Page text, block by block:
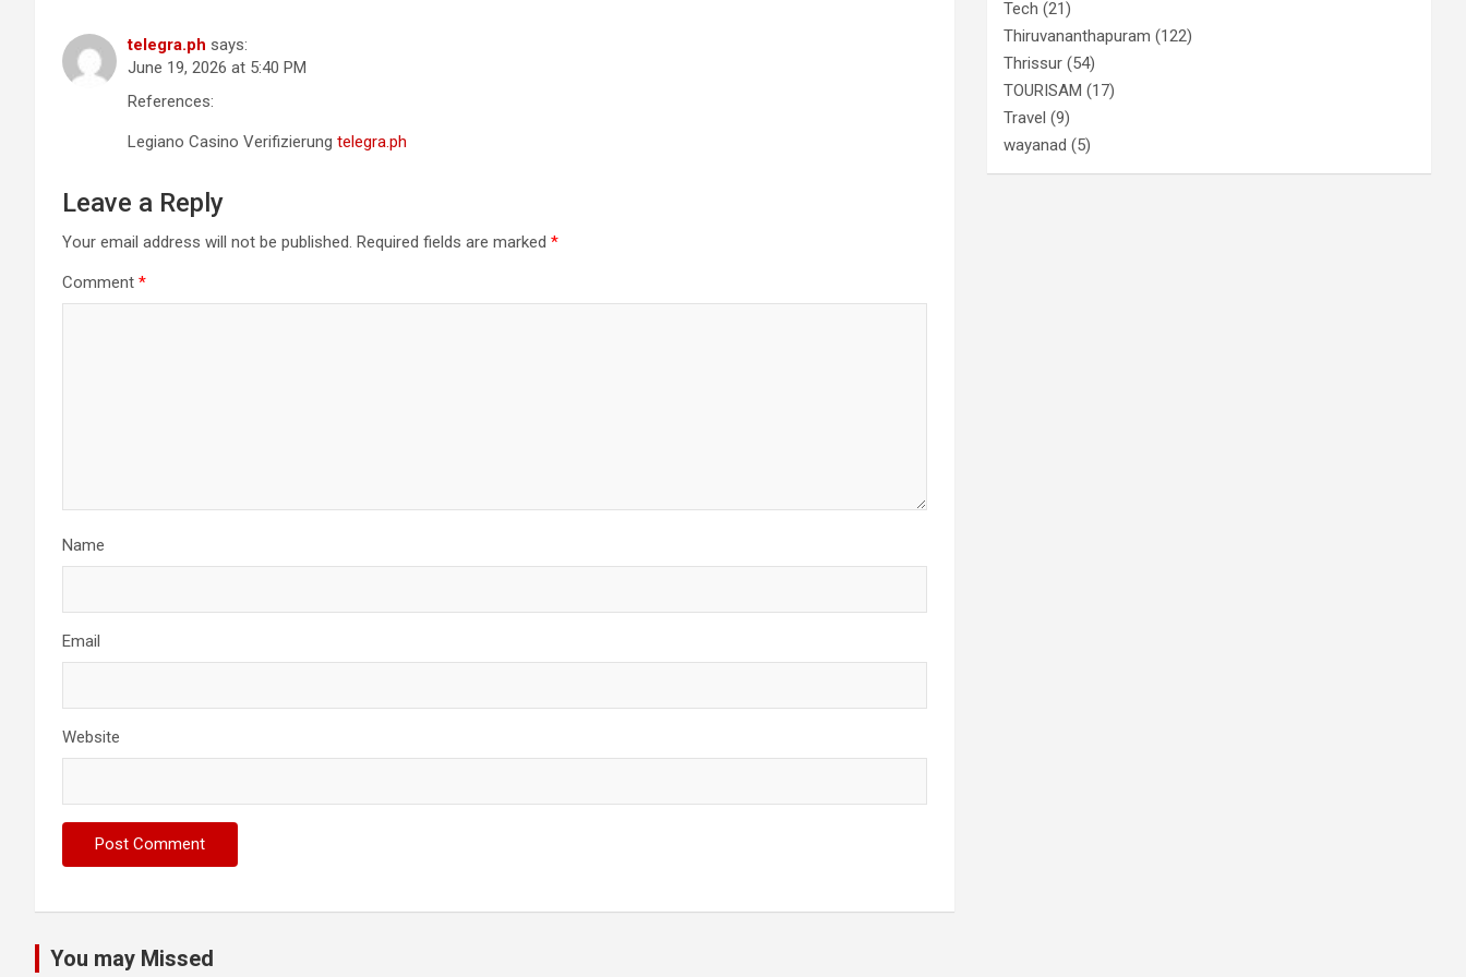
telegra.ph says:
June 19, 2026 at 5:40 PM
References:
Legiano Casino Verifizierung telegra.ph
Leave a Reply
Your email address will not be published. Required fields are marked *
Comment *
Name
Email
Website
Tech (21)
Thiruvananthapuram (122)
Thrissur (54)
TOURISAM (17)
Travel (9)
wayanad (5)
You may Missed